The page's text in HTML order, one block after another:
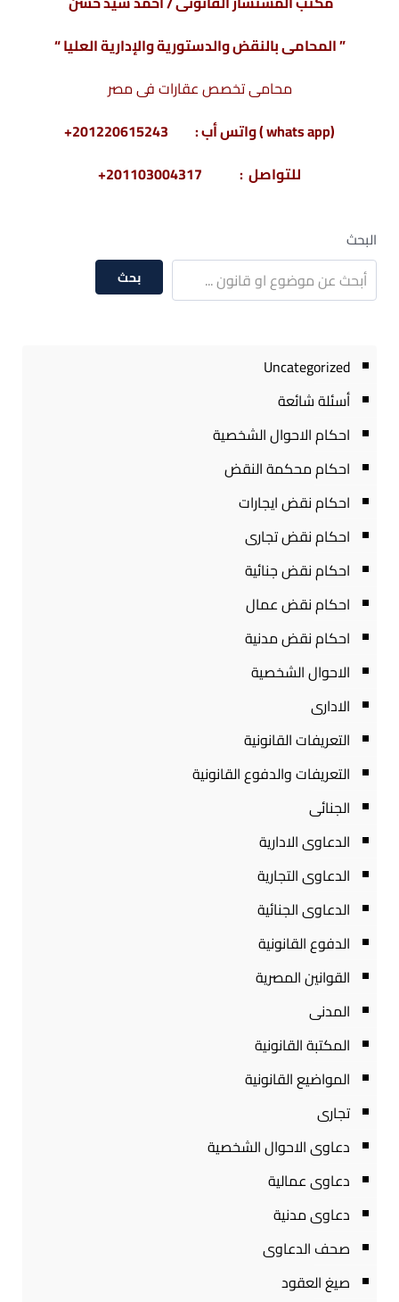
” المحامى بالنقض والدستورية والإدارية العليا “
محامى تخصص عقارات فى مصر
(whats app ) واتس أب : 201220615243+
للتواصل : 201103004317+
البحث
بحث
Uncategorized
أسئلة شائعة
احكام الاحوال الشخصية
احكام محكمة النقض
احكام نقض ايجارات
احكام نقض تجارى
احكام نقض جنائية
احكام نقض عمال
احكام نقض مدنية
الاحوال الشخصية
الادارى
التعريفات القانونية
التعريفات والدفوع القانونية
الجنائى
الدعاوى الادارية
الدعاوى التجارية
الدعاوى الجنائية
الدفوع القانونية
القوانين المصرية
المدنى
المكتبة القانونية
المواضيع القانونية
تجارى
دعاوى الاحوال الشخصية
دعاوى عمالية
دعاوى مدنية
صحف الدعاوى
صيغ العقود